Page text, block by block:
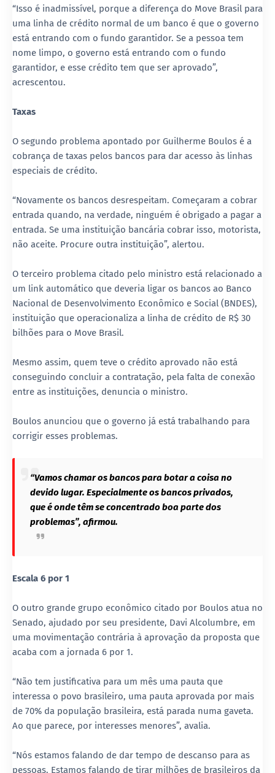
“Isso é inadmissível, porque a diferença do Move Brasil para
uma linha de crédito normal de um banco é que o governo
está entrando com o fundo garantidor. Se a pessoa tem
nome limpo, o governo está entrando com o fundo
garantidor, e esse crédito tem que ser aprovado”,
acrescentou.
Taxas
O segundo problema apontado por Guilherme Boulos é a
cobrança de taxas pelos bancos para dar acesso às linhas
especiais de crédito.
“Novamente os bancos desrespeitam. Começaram a cobrar
entrada quando, na verdade, ninguém é obrigado a pagar a
entrada. Se uma instituição bancária cobrar isso, motorista,
não aceite. Procure outra instituição”, alertou.
O terceiro problema citado pelo ministro está relacionado a
um link automático que deveria ligar os bancos ao Banco
Nacional de Desenvolvimento Econômico e Social (BNDES),
instituição que operacionaliza a linha de crédito de R$ 30
bilhões para o Move Brasil.
Mesmo assim, quem teve o crédito aprovado não está
conseguindo concluir a contratação, pela falta de conexão
entre as instituições, denuncia o ministro.
Boulos anunciou que o governo já está trabalhando para
corrigir esses problemas.
“Vamos chamar os bancos para botar a coisa no
devido lugar. Especialmente os bancos privados,
que é onde têm se concentrado boa parte dos
problemas”, afirmou.
Escala 6 por 1
O outro grande grupo econômico citado por Boulos atua no
Senado, ajudado por seu presidente, Davi Alcolumbre, em
uma movimentação contrária à aprovação da proposta que
acaba com a jornada 6 por 1.
“Não tem justificativa para um mês uma pauta que
interessa o povo brasileiro, uma pauta aprovada por mais
de 70% da população brasileira, está parada numa gaveta.
Ao que parece, por interesses menores”, avalia.
“Nós estamos falando de dar tempo de descanso para as
pessoas. Estamos falando de tirar milhões de brasileiros da